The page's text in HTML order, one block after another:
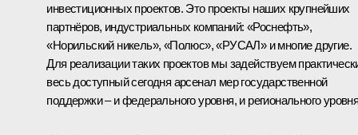
инвестиционных проектов. Это проекты наших крупнейших
партнёров, индустриальных компаний: «Роснефть»,
«Норильский никель», «Полюс», «РУСАЛ» и многие другие.
Для реализации таких проектов мы задействуем
весь доступный сегодня арсенал мер государственной
поддержки – и федерального уровня, и регионального